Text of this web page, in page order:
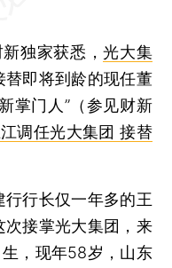
独家获悉，光大集
替即将到龄的现任董
掌门人”（参见财新
调任光大集团 接替
行长仅一年多的王
接掌光大集团，来
，现年58岁，山东